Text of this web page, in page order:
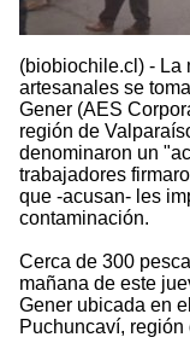
(biobiochile.cl) - La
artesanales se
Gener (AES
región de
denominaron un
trabajadores
que -acusan- les
contaminación.
Cerca de 300
mañana de este
Gener ubicada en
Puchuncaví, región